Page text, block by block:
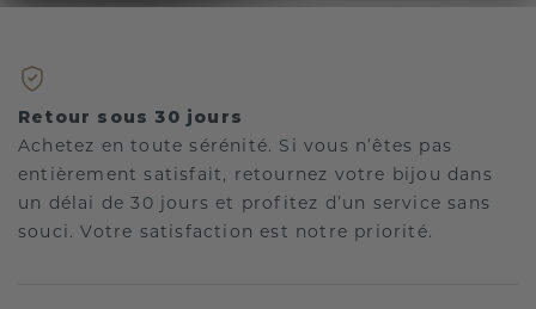
Retour sous 30 jours
Achetez en toute sérénité. Si vous n’êtes pas
entièrement satisfait, retournez votre bijou dans
un délai de 30 jours et profitez d’un service sans
souci. Votre satisfaction est notre priorité.